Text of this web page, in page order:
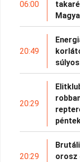
06:00
20:49
20:29
20:29
orosz